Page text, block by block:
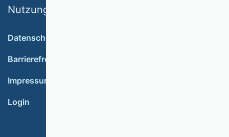
Nutzungsbedingungen
Datenschutz
Barrierefreiheit
Impressum
Login